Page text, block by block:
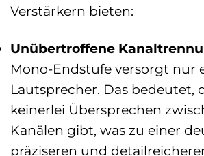
Verstärkern bieten:
Unübertroffene
Mono-Endstufe versorgt nur
Lautsprecher. Das bedeutet,
keinerlei Übersprechen
Kanälen gibt, was zu einer
präziseren und